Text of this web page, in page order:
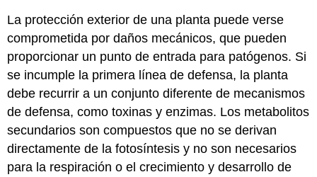
La protección exterior de una planta puede verse
comprometida por daños mecánicos, que pueden
proporcionar un punto de entrada para patógenos. Si
se incumple la primera línea de defensa, la planta
debe recurrir a un conjunto diferente de mecanismos
de defensa, como toxinas y enzimas. Los metabolitos
secundarios son compuestos que no se derivan
directamente de la fotosíntesis y no son necesarios
para la respiración o el crecimiento y desarrollo de